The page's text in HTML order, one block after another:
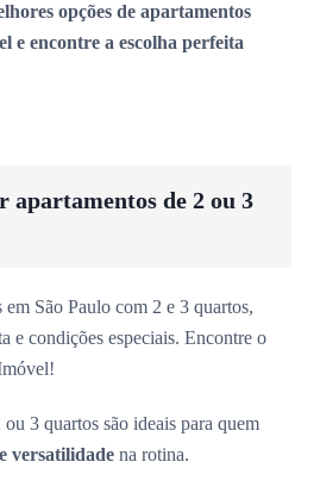
opções de apartamentos
e encontre a escolha perfeita
apartamentos de 2 ou 3
São Paulo com 2 e 3 quartos,
e condições especiais. Encontre o
3 quartos são ideais para quem
versatilidade na rotina.